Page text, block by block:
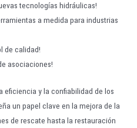
tecnologías hidráulicas!
a medida para industrias
de calidad!
asociaciones!
eficiencia y la confiabilidad de los
un papel clave en la mejora de la
de rescate hasta la restauración